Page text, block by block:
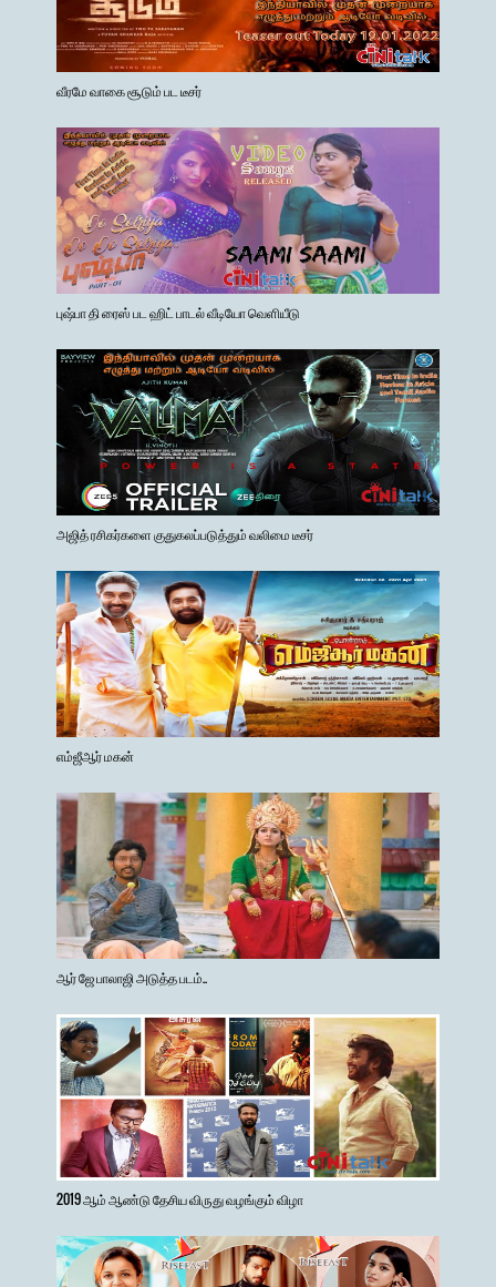
வீரமே வாகை சூடும் பட டீசர்
புஷ்பா தி ரைஸ் பட ஹிட் பாடல் வீடியோ வெளியீடு
அஜித் ரசிகர்களை குதுகலப்படுத்தும் வலிமை டீசர்
எம்ஜீஆர் மகன்
ஆர் ஜே பாலாஜி அடுத்த படம்..
2019 ஆம் ஆண்டு தேசிய விருது வழங்கும் விழா